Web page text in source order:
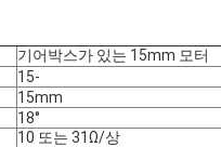
기어박스가 있는 15mm 모터
15-
15mm
18°
10 또는 31Ω/상